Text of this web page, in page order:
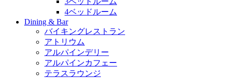
4ベッドルーム
Dining & Bar
バイキングレストラン
アトリウム
アルパインデリー
アルパインカフェー
テラスラウンジ